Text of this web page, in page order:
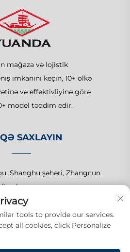
mağaza və lojistik
imkanını keçin, 10+ ölkə
və effektivliyinə görə
model təqdim edir.
SAXLAYIN
Shanghu şəhəri, Zhangcun
yol
+86-15150179453
[email protected]
tools to provide our services.
all cookies, click Personalize